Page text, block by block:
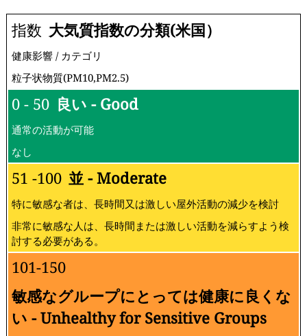
指数 大気質指数の分類(米国）
健康影響 / カテゴリ
粒子状物質(PM10,PM2.5)
0 - 50 良い - Good
通常の活動が可能
なし
51 -100 並 - Moderate
特に敏感な者は、長時間又は激しい屋外活動の減少を検討
非常に敏感な人は、長時間または激しい活動を減らすよう検
討する必要がある。
101-150
敏感なグループにとっては健康に良くな
い - Unhealthy for Sensitive Groups